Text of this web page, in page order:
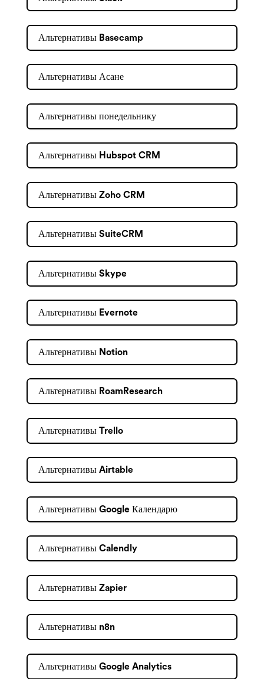
Альтернативы Basecamp
Альтернативы Асане
Альтернативы понедельнику
Альтернативы Hubspot CRM
Альтернативы Zoho CRM
Альтернативы SuiteCRM
Альтернативы Skype
Альтернативы Evernote
Альтернативы Notion
Альтернативы RoamResearch
Альтернативы Trello
Альтернативы Airtable
Альтернативы Google Календарю
Альтернативы Calendly
Альтернативы Zapier
Альтернативы n8n
Альтернативы Google Analytics